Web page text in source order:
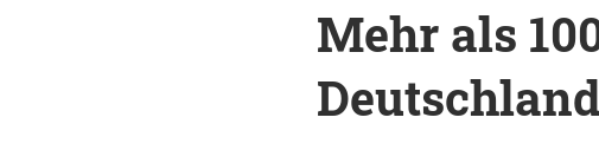
Mehr als
Deutschland